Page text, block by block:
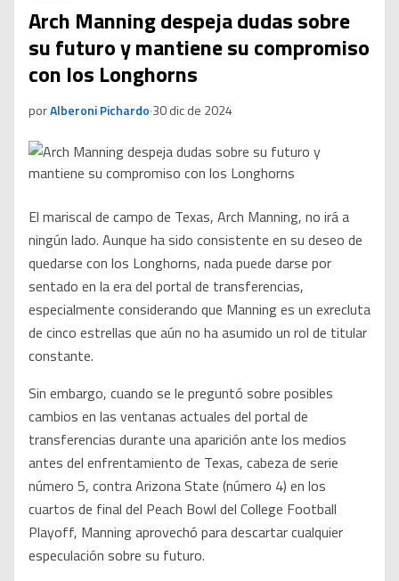
Arch Manning despeja dudas sobre
su futuro y mantiene su compromiso
con los Longhorns
porAlberoni Pichardo·30 dic de 2024
El mariscal de campo de Texas, Arch Manning, no irá a
ningún lado. Aunque ha sido consistente en su deseo de
quedarse con los Longhorns, nada puede darse por
sentado en la era del portal de transferencias,
especialmente considerando que Manning es un exrecluta
de cinco estrellas que aún no ha asumido un rol de titular
constante.
Sin embargo, cuando se le preguntó sobre posibles
cambios en las ventanas actuales del portal de
transferencias durante una aparición ante los medios
antes del enfrentamiento de Texas, cabeza de serie
número 5, contra Arizona State (número 4) en los
cuartos de final del Peach Bowl del College Football
Playoff, Manning aprovechó para descartar cualquier
especulación sobre su futuro.